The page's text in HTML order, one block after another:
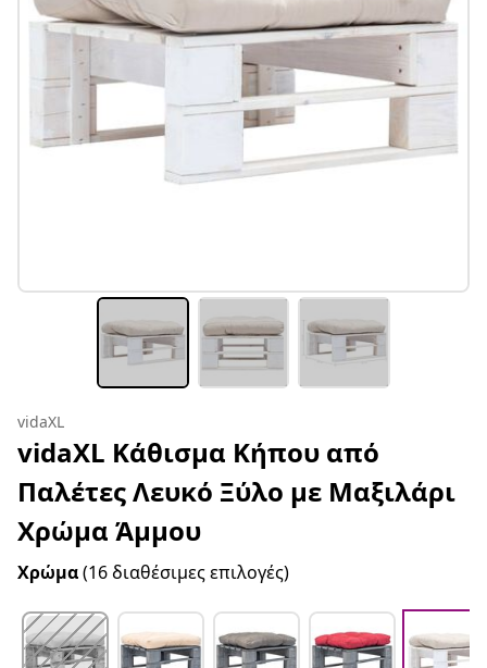
vidaXL
vidaXL Κάθισμα Κήπου από
Παλέτες Λευκό Ξύλο με Μαξιλάρι
Χρώμα Άμμου
Χρώμα(16 διαθέσιμες επιλογές)